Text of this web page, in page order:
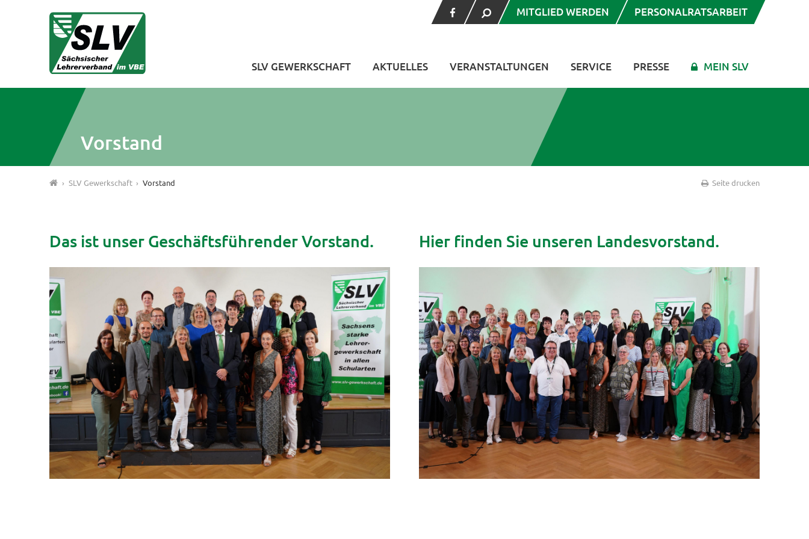
MITGLIED WERDEN PERSONALRATSARBEIT
SLV GEWERKSCHAFT AKTUELLES VERANSTALTUNGEN SERVICE PRESSE MEIN SLV
Vorstand
SLV Gewerkschaft Vorstand Seite drucken
Das ist unser Geschäftsführender Vorstand. Hier finden Sie unseren Landesvorstand.